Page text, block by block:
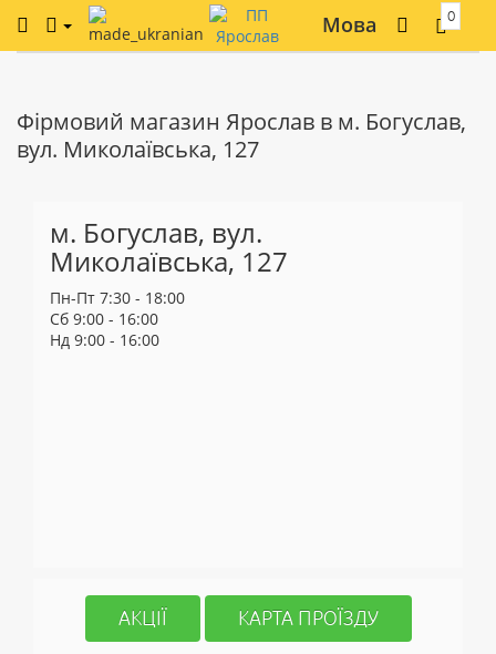
Мова 0
Фірмовий магазин Ярослав в м. Богуслав,
вул. Миколаївська, 127
м. Богуслав, вул.
Миколаївська, 127
Пн-Пт 7:30 - 18:00
Cб 9:00 - 16:00
Нд 9:00 - 16:00
АКЦІЇ КАРТА ПРОЇЗДУ